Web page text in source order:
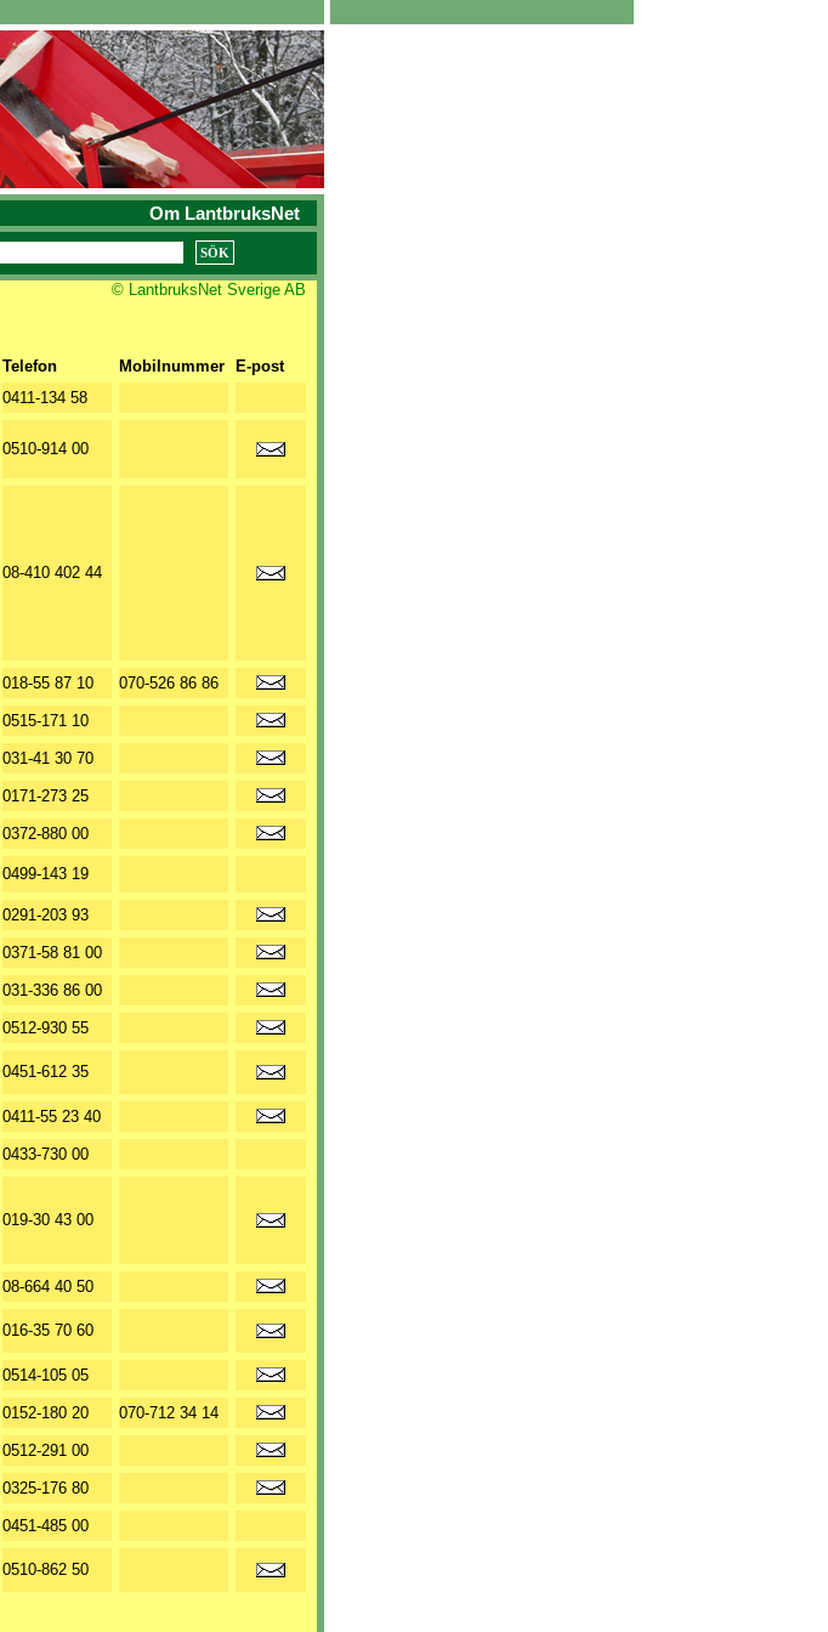
Om LantbruksNet
© LantbruksNet Sverige AB
Telefon Mobilnummer
E-post
0411-134 58
0510-914 00
08-410 402 44
018-55 87 10 070-526 86 86
0515-171 10
031-41 30 70
0171-273 25
0372-880 00
0499-143 19
0291-203 93
0371-58 81 00
031-336 86 00
0512-930 55
0451-612 35
0411-55 23 40
0433-730 00
019-30 43 00
08-664 40 50
016-35 70 60
0514-105 05
0152-180 20 070-712 34 14
0512-291 00
0325-176 80
0451-485 00
0510-862 50